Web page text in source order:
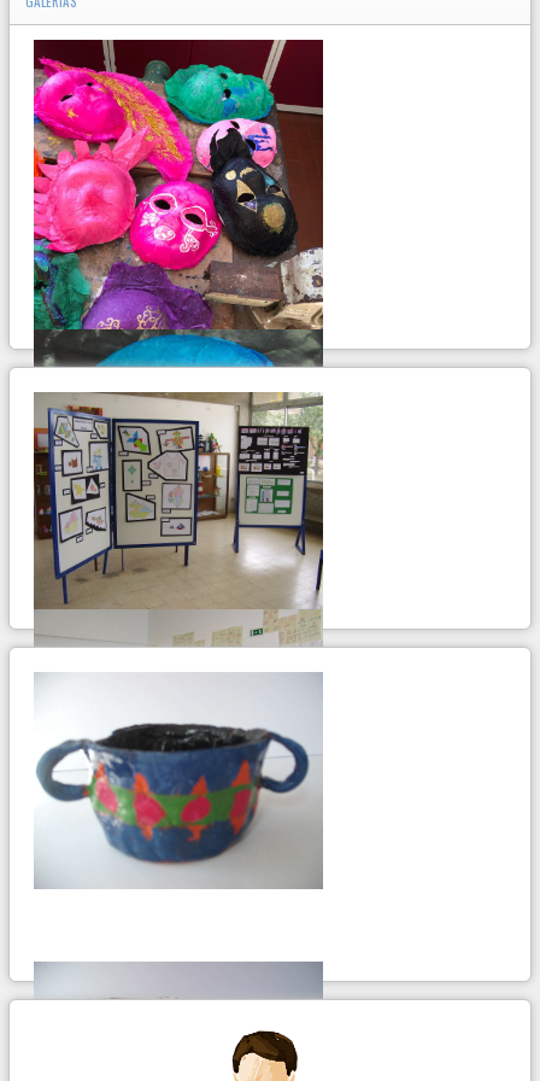
ir para album...
ir para album...
Exposição de trabalhos na entrada do bloco
3 da escola sede
continua...
Sala de aula da EB 1º c / JI dos Fidalguinhos
Lavatórios da EB 1º c / JI dos Fidalguinhos